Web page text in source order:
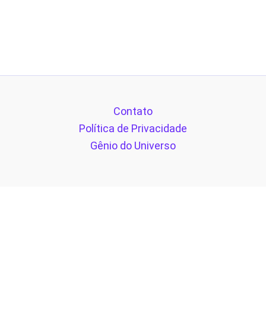
Contato
Política de Privacidade
Gênio do Universo